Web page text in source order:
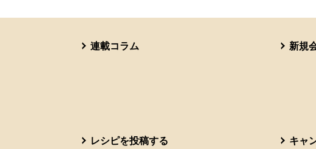
連載コラム 新規
レシピを投稿する キャ